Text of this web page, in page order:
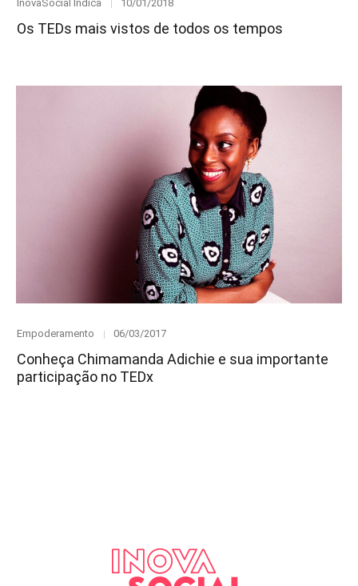
InovaSocial Indica 10/01/2018
Os TEDs mais vistos de todos os tempos
Category
Empoderamento
Posted
06/03/2017
Conheça Chimamanda Adichie e sua importante
participação no TEDx